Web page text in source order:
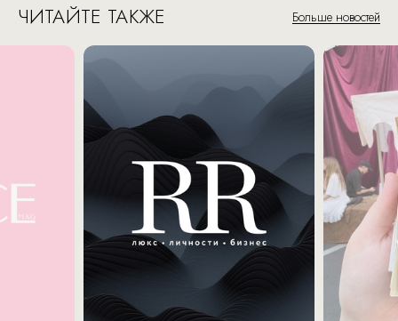
ЧИТАЙТЕ ТАКЖЕ Больше новостей